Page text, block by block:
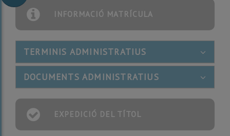
INFORMACIÓ MATRÍCULA
TERMINIS ADMINISTRATIUS
DOCUMENTS ADMINISTRATIUS
EXPEDICIÓ DEL TÍTOL